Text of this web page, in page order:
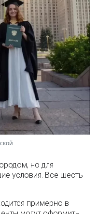
но для
условия. Все шесть
примерно в